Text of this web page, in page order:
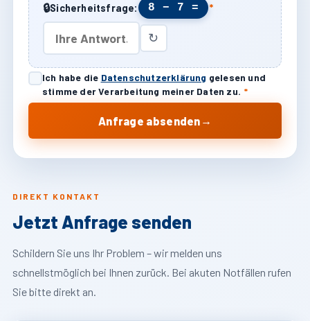
DIREKT KONTAKT
Jetzt Anfrage senden
Schildern Sie uns Ihr Problem – wir melden uns
schnellstmöglich bei Ihnen zurück. Bei akuten Notfällen rufen
Sie bitte direkt an.
🔒Sicherheitsfrage: 8 − 7 = *
↻
Ich habe die Datenschutzerklärung gelesen und
stimme der Verarbeitung meiner Daten zu. *
Anfrage absenden →